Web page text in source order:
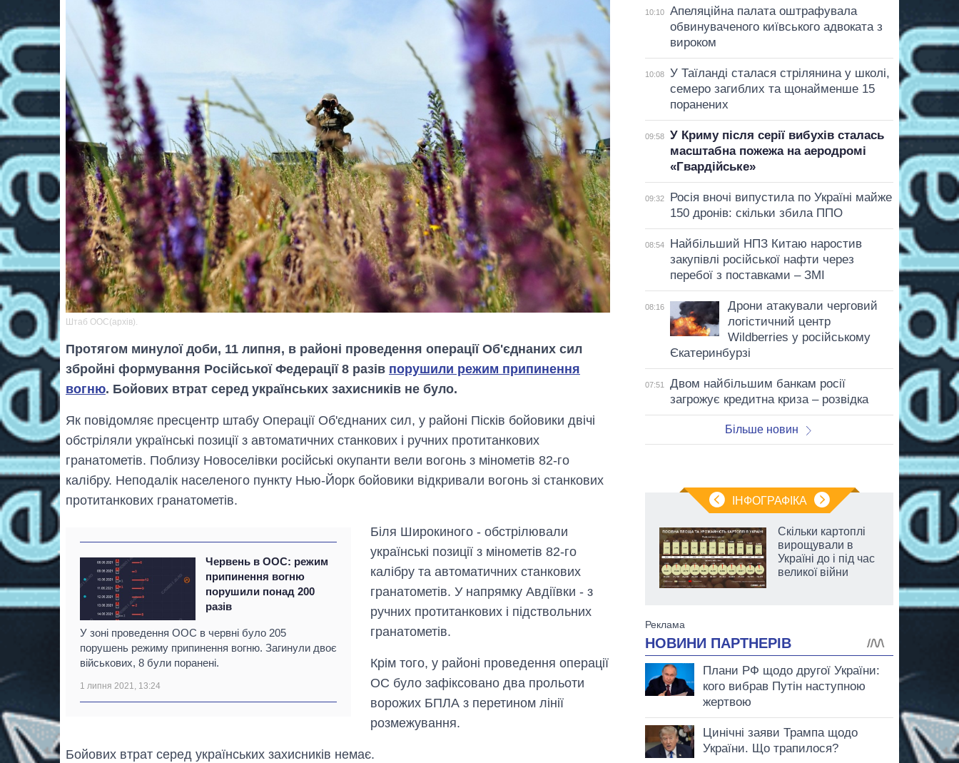
Штаб ООС(архів).
Протягом минулої доби, 11 липня, в районі проведення операції Об'єднаних сил
збройні формування Російської Федерації 8 разів порушили режим припинення
вогню. Бойових втрат серед українських захисників не було.
Як повідомляє пресцентр штабу Операції Об'єднаних сил, у районі Пісків бойовики двічі
обстріляли українські позиції з автоматичних станкових і ручних протитанкових
гранатометів. Поблизу Новоселівки російські окупанти вели вогонь з мінометів 82-го
калібру. Неподалік населеного пункту Нью-Йорк бойовики відкривали вогонь зі станкових
протитанкових гранатометів.
Червень в ООС: режим
припинення вогню
порушили понад 200
разів
У зоні проведення ООС в червні було 205
порушень режиму припинення вогню. Загинули двоє
військових, 8 були поранені.
1 липня 2021, 13:24
Біля Широкиного - обстрілювали
українські позиції з мінометів 82-го
калібру та автоматичних станкових
гранатометів. У напрямку Авдіївки - з
ручних протитанкових і підствольних
гранатометів.
Крім того, у районі проведення операції
ОС було зафіксовано два прольоти
ворожих БПЛА з перетином лінії
розмежування.
Бойових втрат серед українських захисників немає.
10:10
Апеляційна палата оштрафувала
обвинуваченого київського адвоката з
вироком
10:08
У Таїланді сталася стрілянина у школі,
семеро загиблих та щонайменше 15
поранених
09:58
У Криму після серії вибухів сталась
масштабна пожежа на аеродромі
«Гвардійське»
09:32
Росія вночі випустила по Україні майже
150 дронів: скільки збила ППО
08:54
Найбільший НПЗ Китаю наростив
закупівлі російської нафти через
перебої з поставками – ЗМІ
08:16
Дрони атакували черговий
логістичний центр
Wildberries у російському
Єкатеринбурзі
07:51
Двом найбільшим банкам росії
загрожує кредитна криза – розвідка
Більше новин
ІНФОГРАФІКА
Як за 10 років
змінилася кількість
вступників на
бакалаврат,
магістратуру та
аспірантуру
Скільки картоплі
вирощували в
Україні до і під час
великої війни